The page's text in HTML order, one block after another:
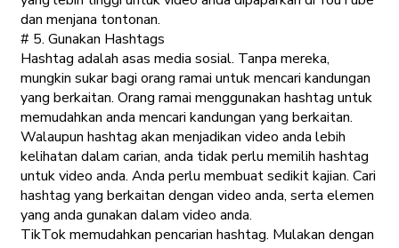
dan menjana tontonan.
# 5. Gunakan Hashtags
Hashtag adalah asas media sosial. Tanpa mereka,
mungkin sukar bagi orang ramai untuk mencari kandungan
yang berkaitan. Orang ramai menggunakan hashtag untuk
memudahkan anda mencari kandungan yang berkaitan.
Walaupun hashtag akan menjadikan video anda lebih
kelihatan dalam carian, anda tidak perlu memilih hashtag
untuk video anda. Anda perlu membuat sedikit kajian. Cari
hashtag yang berkaitan dengan video anda, serta elemen
yang anda gunakan dalam video anda.
TikTok memudahkan pencarian hashtag. Mulakan dengan